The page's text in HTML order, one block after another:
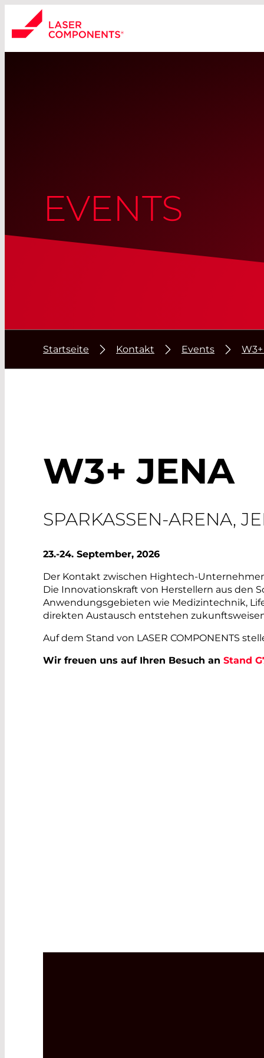
EVENTS
Startseite Kontakt Events
W3+ JENA​
SPARKASSEN-ARENA,
23.-24. September, 2026
Der Kontakt zwischen Hightech-
Die Innovationskraft von Herstellern aus den
Anwendungsgebieten wie Medizintechnik,
direkten Austausch entstehen
Auf dem Stand von LASER COMPONENTS
Wir freuen uns auf Ihren Besuch an Stand